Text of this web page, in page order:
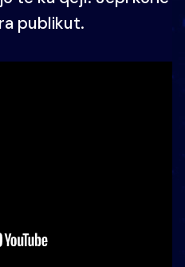
publikut.